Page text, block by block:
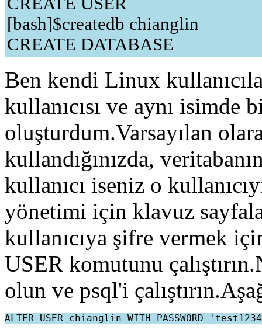
[bash]$createdb chianglin
CREATE DATABASE
Ben kendi Linux
kullanıcısı ve aynı isimde
oluşturdum.Varsayılan
kullandığınızda,
kullanıcı iseniz o
yönetimi için klavuz
kullanıcıya şifre vermek
USER komutunu
olun ve psql'i
ALTER USER chianglin WITH PASSWORD